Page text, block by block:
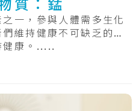
一，參與人體需多生化
維持健康不可缺乏的營
健康。.....